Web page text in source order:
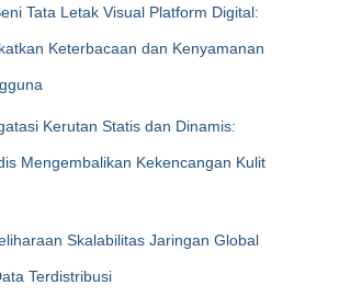
Tata Letak Visual Platform Digital:
Keterbacaan dan Kenyamanan
Kerutan Statis dan Dinamis:
Mengembalikan Kekencangan Kulit
Skalabilitas Jaringan Global
Terdistribusi